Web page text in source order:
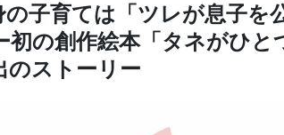
子育ては「ツレが息子を
の創作絵本「タネがひと
のストーリー